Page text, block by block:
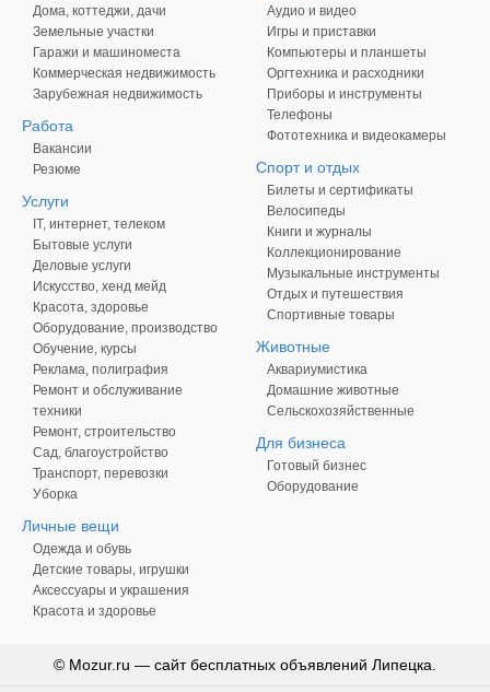
Дома, коттеджи, дачи
Земельные участки
Гаражи и машиноместа
Коммерческая недвижимость
Зарубежная недвижимость
Работа
Вакансии
Резюме
Услуги
IT, интернет, телеком
Бытовые услуги
Деловые услуги
Искусство, хенд мейд
Красота, здоровье
Оборудование, производство
Обучение, курсы
Реклама, полиграфия
Ремонт и обслуживание
техники
Ремонт, строительство
Сад, благоустройство
Транспорт, перевозки
Уборка
Личные вещи
Одежда и обувь
Детские товары, игрушки
Аксессуары и украшения
Красота и здоровье
Аудио и видео
Игры и приставки
Компьютеры и планшеты
Оргтехника и расходники
Приборы и инструменты
Телефоны
Фототехника и видеокамеры
Спорт и отдых
Билеты и сертификаты
Велосипеды
Книги и журналы
Коллекционирование
Музыкальные инструменты
Отдых и путешествия
Спортивные товары
Животные
Аквариумистика
Домашние животные
Сельскохозяйственные
Для бизнеса
Готовый бизнес
Оборудование
© Mozur.ru — сайт бесплатных объявлений Липецка.